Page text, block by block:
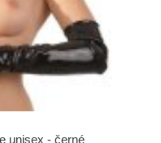
unisex - černé